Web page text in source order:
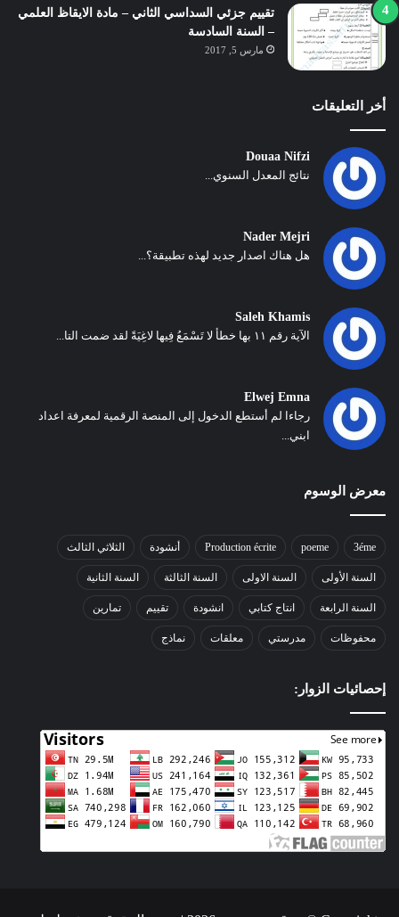
تقييم جزئي السداسي الثاني – مادة الايقاظ العلمي
– السنة السادسة
مارس 5, 2017
أخر التعليقات
Douaa Nifzi
نتائج المعدل السنوي...
Nader Mejri
هل هناك اصدار جديد لهذه تطبيقة؟...
Saleh Khamis
الآية رقم ١١ بها خطأ لا تَسْمَعُ فِيها لاغِيَةً لقد ضمت التا...
Elwej Emna
رجاءا لم أستطع الدخول إلى المنصة الرقمية لمعرفة اعداد
ابني...
معرض الوسوم
3éme
poeme
Production écrite أنشودة الثلاثي الثالث
السنة الأولى السنة الاولى السنة الثالثة السنة الثانية
السنة الرابعة انتاج كتابي انشودة تقييم تمارين
محفوظات مدرستي معلقات نماذج
إحصائيات الزوار: